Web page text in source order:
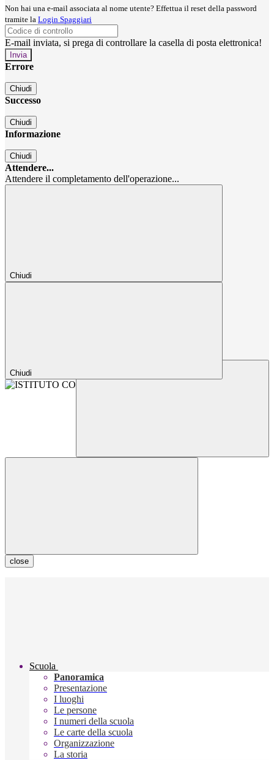
Non hai una e-mail associata al nome utente? Effettua il reset della password
tramite la Login Spaggiari
E-mail inviata, si prega di controllare la casella di posta elettronica!
Errore
Chiudi
Successo
Chiudi
Informazione
Chiudi
Attendere...
Attendere il completamento dell'operazione...
Chiudi
Chiudi
close
Scuola
Panoramica
Presentazione
I luoghi
Le persone
I numeri della scuola
Le carte della scuola
Organizzazione
La storia